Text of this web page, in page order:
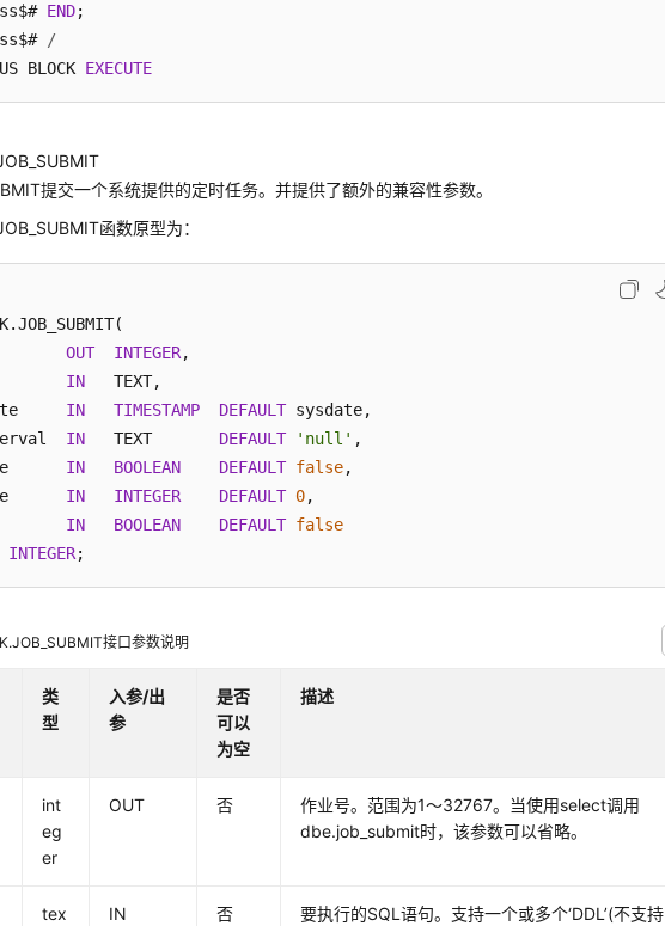
END;
/
BLOCK EXECUTE
提交一个系统提供的定时任务。并提供了额外的兼容性参数。
函数原型为：
OUT INTEGER,
IN
   TEXT,
IN TIMESTAMP DEFAULT sysdate,
IN
   TEXT
DEFAULT 'null' ,
IN BOOLEAN DEFAULT false,
IN INTEGER DEFAULT 0,
IN BOOLEAN DEFAULT false
INTEGER
接口参数说明
类
型
入参/出
参
是否
可以
为空
描述
int
eg
er
OUT 否
作业号。范围为1～32767。当使用select调用
dbe.job_submit时，该参数可以省略。
tex IN 否 要执行的SQL语句。支持一个或多个‘DDL’(不支持